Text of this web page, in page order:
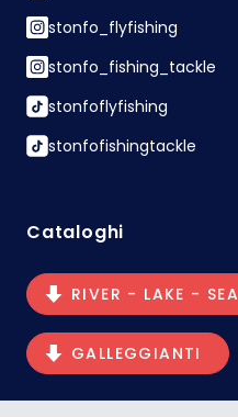
stonfo_flyfishing
stonfo_fishing_tackle
stonfoflyfishing
stonfofishingtackle
Cataloghi
RIVER - LAKE - SEA
GALLEGGIANTI